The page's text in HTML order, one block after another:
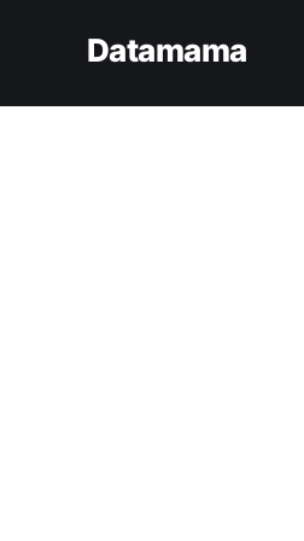
Datamama